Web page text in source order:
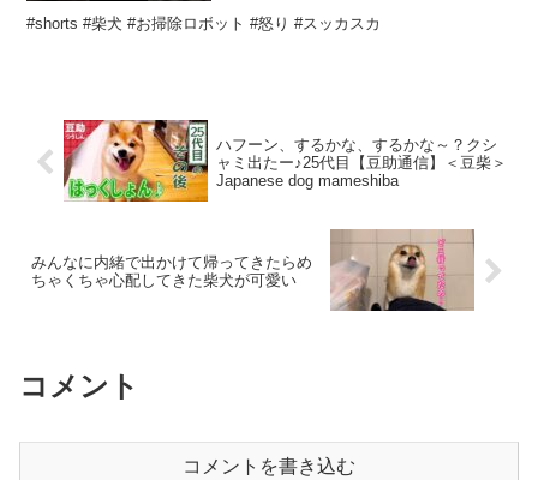
#shorts #柴犬 #お掃除ロボット #怒り #スッカスカ
ハフーン、するかな、するかな～？クシ
ャミ出たー♪25代目【豆助通信】＜豆柴＞
Japanese dog mameshiba
みんなに内緒で出かけて帰ってきたらめ
ちゃくちゃ心配してきた柴犬が可愛い
コメント
コメントを書き込む